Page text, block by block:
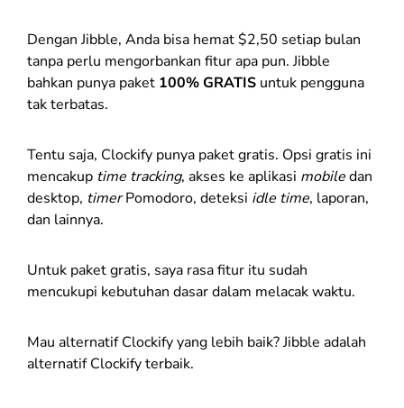
Dengan Jibble, Anda bisa hemat $2,50 setiap bulan
tanpa perlu mengorbankan fitur apa pun. Jibble
bahkan punya paket 100% GRATIS untuk pengguna
tak terbatas.
Tentu saja, Clockify punya paket gratis. Opsi gratis ini
mencakup time tracking, akses ke aplikasi mobiledan
desktop, timerPomodoro, deteksi idle time, laporan,
dan lainnya.
Untuk paket gratis, saya rasa fitur itu sudah
mencukupi kebutuhan dasar dalam melacak waktu.
Mau alternatif Clockify yang lebih baik? Jibble adalah
alternatif Clockify terbaik.